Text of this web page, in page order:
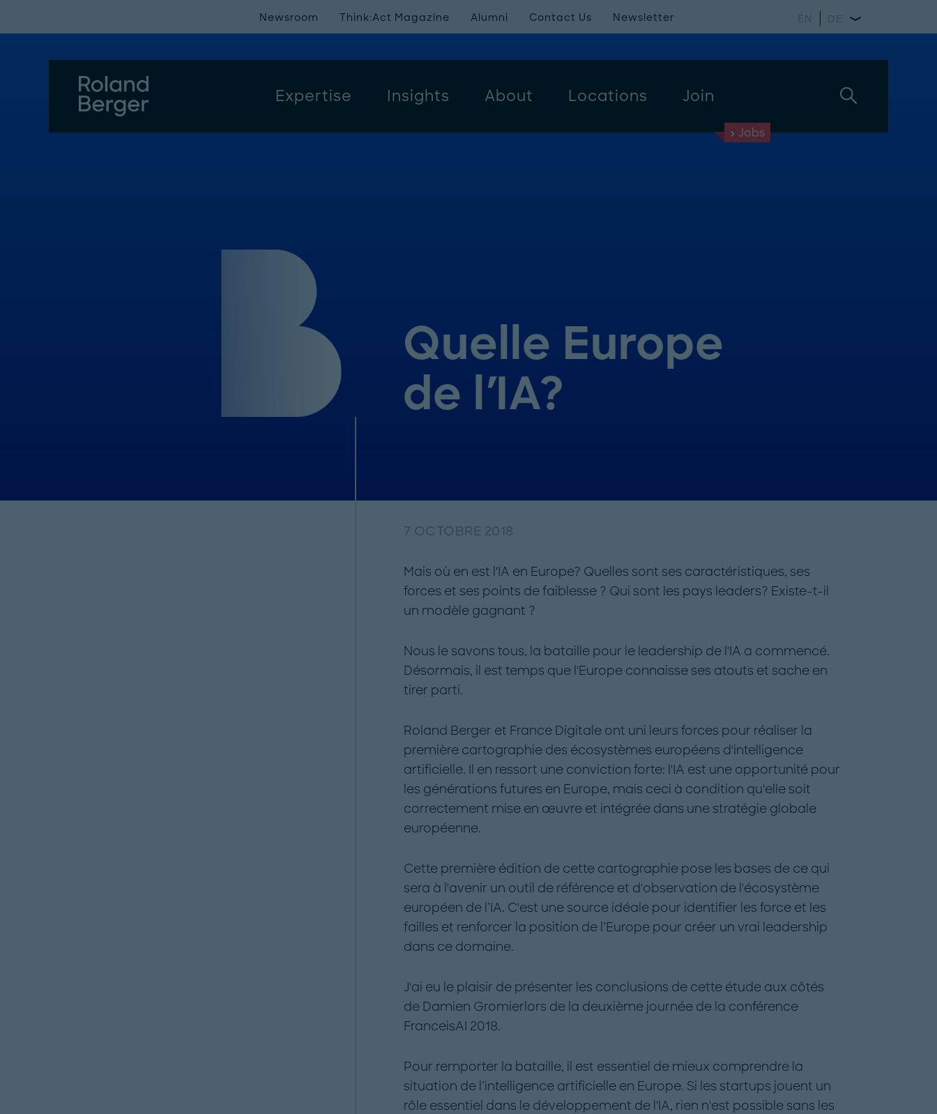
Expertise Insights About Locations Join
Newsroom Think:Act Magazine Alumni Contact Us Newsletter EN DE
Jobs
Quelle Europe
de l'IA?
7 OCTOBRE 2018
Mais où en est l'IA en Europe? Quelles sont ses caractéristiques, ses
forces et ses points de faiblesse ? Qui sont les pays leaders? Existe-t-il
un modèle gagnant ?
Nous le savons tous, la bataille pour le leadership de l'IA a commencé.
Désormais, il est temps que l'Europe connaisse ses atouts et sache en
tirer parti.
Roland Berger et France Digitale ont uni leurs forces pour réaliser la
première cartographie des écosystèmes européens d'intelligence
artificielle. Il en ressort une conviction forte: l'IA est une opportunité pour
les générations futures en Europe, mais ceci à condition qu'elle soit
correctement mise en œuvre et intégrée dans une stratégie globale
européenne.
Cette première édition de cette cartographie pose les bases de ce qui
sera à l'avenir un outil de référence et d'observation de l'écosystème
européen de l’IA. C'est une source idéale pour identifier les force et les
failles et renforcer la position de l’Europe pour créer un vrai leadership
dans ce domaine.
J'ai eu le plaisir de présenter les conclusions de cette étude aux côtés
de Damien Gromierlors de la deuxième journée de la conférence
FranceisAI 2018.
Pour remporter la bataille, il est essentiel de mieux comprendre la
situation de l’intelligence artificielle en Europe. Si les startups jouent un
rôle essentiel dans le développement de l'IA, rien n'est possible sans les